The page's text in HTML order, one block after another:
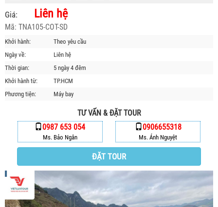
GIỚI THIỆU
HỒ SƠ NĂNG LỰC
PROFILE EN
THƯ KHEN VIETLUXTOUR
HỘP THƯ GÓP Ý
Giá: Liên hệ
Mã: TNA105-COT-SD
Khởi hành:
Theo yêu cầu
Ngày về:
Liên hệ
Thời gian:
5 ngày 4 đêm
Khởi hành từ:
TP.HCM
Phương tiện:
Máy bay
TƯ VẤN & ĐẶT TOUR
0987 653 054
Ms. Bảo Ngân
0906655318
Ms. Ánh Nguyệt
ĐẶT TOUR